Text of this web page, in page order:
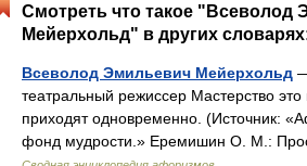
Смотреть что такое "Всеволод
Мейерхольд" в других
Всеволод Эмильевич Мейерхольд
театральный режиссер Мастерство это
приходят одновременно. (Источник:
фонд мудрости.» Еремишин О. М.: